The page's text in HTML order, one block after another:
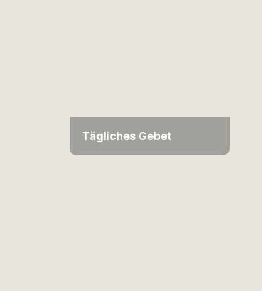
Tägliches Gebet